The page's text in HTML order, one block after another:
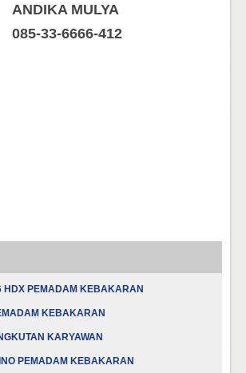
ANDIKA MULYA
085-33-6666-412
HDX PEMADAM KEBAKARAN
KEBAKARAN
KARYAWAN
PEMADAM KEBAKARAN